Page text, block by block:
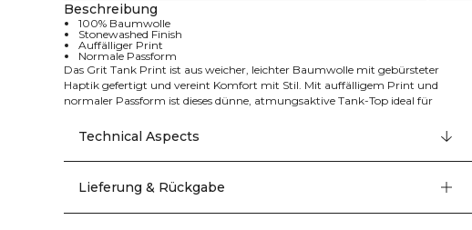
Beschreibung
100% Baumwolle
Stonewashed Finish
Auffälliger Print
Normale Passform
Das Grit Tank Print ist aus weicher, leichter Baumwolle mit gebürsteter
Haptik gefertigt und vereint Komfort mit Stil. Mit auffälligem Print und
normaler Passform ist dieses dünne, atmungsaktive Tank-Top ideal für
Finish verleiht ihm einen Used-Look, der perfekt zu deinem aktiven Lebensstil
passt. 100% Baumwolle.
Technical Aspects
Lieferung & Rückgabe